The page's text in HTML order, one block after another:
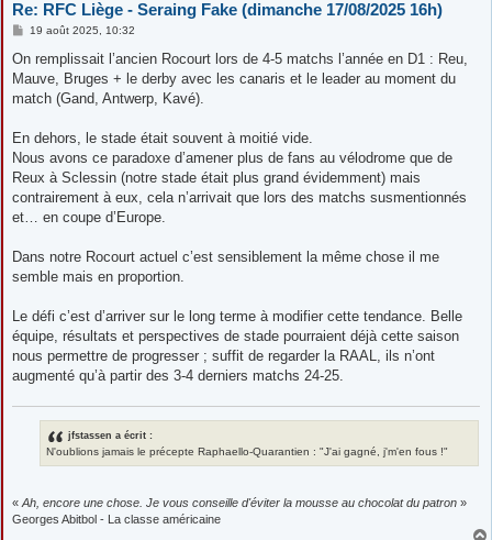
Re: RFC Liège - Seraing Fake (dimanche 17/08/2025 16h)
M
s
a
g
19 août 2025, 10:32
On remplissait l’ancien Rocourt lors de 4-5 matchs l’année en D1 : Reu,
Mauve, Bruges + le derby avec les canaris et le leader au moment du
match (Gand, Antwerp, Kavé).
En dehors, le stade était souvent à moitié vide.
Nous avons ce paradoxe d’amener plus de fans au vélodrome que de
Reux à Sclessin (notre stade était plus grand évidemment) mais
contrairement à eux, cela n’arrivait que lors des matchs susmentionnés
et… en coupe d’Europe.
Dans notre Rocourt actuel c’est sensiblement la même chose il me
semble mais en proportion.
Le défi c’est d’arriver sur le long terme à modifier cette tendance. Belle
équipe, résultats et perspectives de stade pourraient déjà cette saison
nous permettre de progresser ; suffit de regarder la RAAL, ils n’ont
augmenté qu’à partir des 3-4 derniers matchs 24-25.
jfstassen a écrit :
N'oublions jamais le précepte Raphaello-Quarantien : "J'ai gagné, j'm'en fous !"
« Ah, encore une chose. Je vous conseille d'éviter la mousse au chocolat du patron »
Georges Abitbol - La classe américaine